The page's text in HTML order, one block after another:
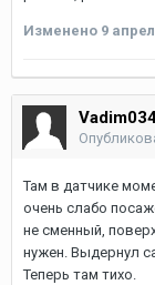
Изменено 9
Там в датчике
очень слабо
не сменный,
нужен. Выдернул
Теперь там тихо.